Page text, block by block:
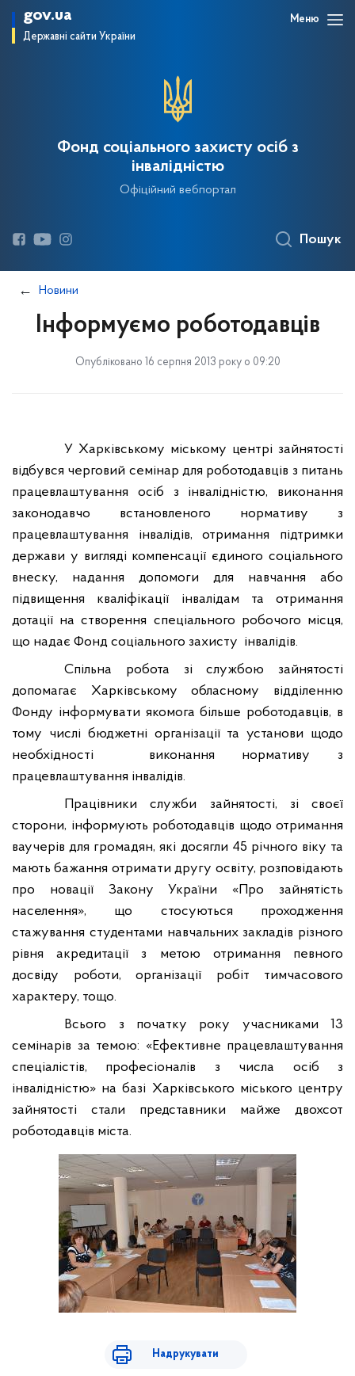
gov.ua
Державні сайти України
Меню
Фонд соціального захисту осіб з
інвалідністю
Офіційний вебпортал
Пошук
Новини
Інформуємо роботодавців
Опубліковано 16 серпня 2013 року о 09:20
У Харківському міському центрі зайнятості
відбувся черговий семінар для роботодавців з питань
працевлаштування осіб з інвалідністю, виконання
законодавчо встановленого нормативу з
працевлаштування інвалідів, отримання підтримки
держави у вигляді компенсації єдиного соціального
внеску, надання допомоги для навчання або
підвищення кваліфікації інвалідам та отримання
дотації на створення спеціального робочого місця,
що надає Фонд соціального захисту інвалідів.
Спільна робота зі службою зайнятості
допомагає Харківському обласному відділенню
Фонду інформувати якомога більше роботодавців, в
тому числі бюджетні організації та установи щодо
необхідності
виконання нормативу з
працевлаштування інвалідів.
Працівники служби зайнятості, зі своєї
сторони, інформують роботодавців щодо отримання
ваучерів для громадян, які досягли 45 річного віку та
мають бажання отримати другу освіту, розповідають
про новації Закону України «Про зайнятість
населення», що стосуються проходження
стажування студентами навчальних закладів різного
рівня акредитації з метою отримання певного
досвіду роботи, організації робіт тимчасового
характеру, тощо.
Всього з початку року учасниками 13
семінарів за темою: «Ефективне працевлаштування
спеціалістів, професіоналів з числа осіб з
інвалідністю» на базі Харківського міського центру
зайнятості стали представники майже двохсот
роботодавців міста.
Надрукувати